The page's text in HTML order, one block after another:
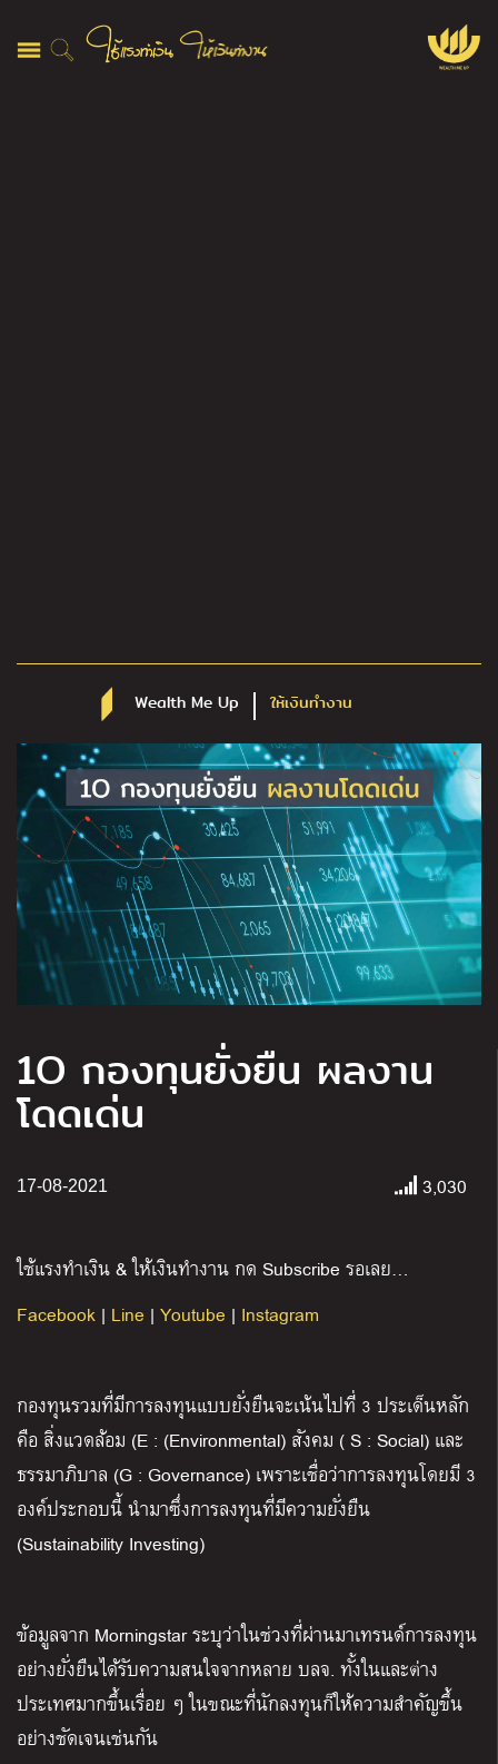
Wealth Me Up ให้เงินทำงาน
1O กองทุนยั่งยืน ผลงาน
โดดเด่น
17-08-2021 3,030
ใช้แรงทำเงิน & ให้เงินทำงาน กด Subscribe รอเลย…
Facebook | Line | Youtube | Instagram
กองทุนรวมที่มีการลงทุนแบบยั่งยืนจะเน้นไปที่ 3 ประเด็นหลัก
คือ สิ่งแวดล้อม (E : (Environmental) สังคม ( S : Social) และ
ธรรมาภิบาล (G : Governance) เพราะเชื่อว่าการลงทุนโดยมี 3
องค์ประกอบนี้ นำมาซึ่งการลงทุนที่มีความยั่งยืน
(Sustainability Investing)
ข้อมูลจาก Morningstar ระบุว่าในช่วงที่ผ่านมาเทรนด์การลงทุน
อย่างยั่งยืนได้รับความสนใจจากหลาย บลจ. ทั้งในและต่าง
ประเทศมากขึ้นเรื่อย ๆ ในขณะที่นักลงทุนก็ให้ความสำคัญขึ้น
อย่างชัดเจนเช่นกัน